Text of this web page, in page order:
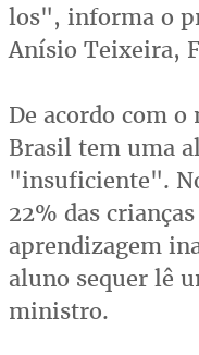
los", informa o
Anísio Teixeira,
De acordo com
Brasil tem uma
"insuficiente".
22% das
aprendizagem
aluno sequer lê
ministro.